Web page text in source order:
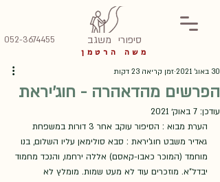
052-3674455
משה הרטמן
סיפורי
הפרשים מהדאהרה - חוג'יראת
30 באוג׳ 2021 זמן קריאה 23 דקות
עודכן: 7 באוק׳ 2021
הערת מבוא : הסיפור עוקב אחר 3 דורות במשפחת
גאדיר משבט חוג'יראת : סבא סולימאן עליו השלום, בנו
מוחמד (המוכר כאבו-קאסם) אללה ירחמו, והנכד מחמוד
יבדל"א. מוזכרים עוד לא מעט שמות. מומלץ לא